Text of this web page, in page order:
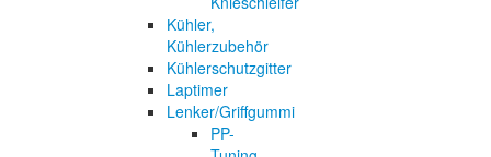
Kühler,
Kühlerzubehör
Kühlerschutzgitter
Laptimer
Lenker/Griffgummi
PP-